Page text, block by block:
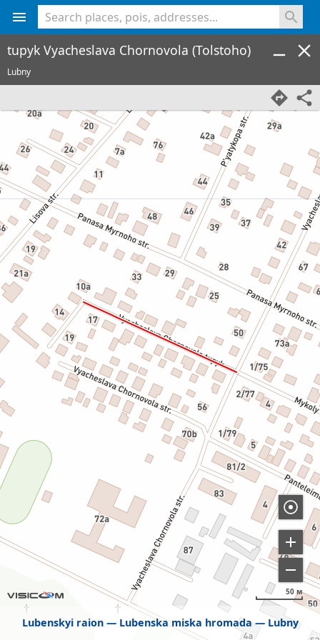
Lubenskyi raion Lubenska miska hromada Lubny
50 м
tupyk Vyacheslava Chornovola (Tolstoho)
Lubny
<% console.log(hcard) %>